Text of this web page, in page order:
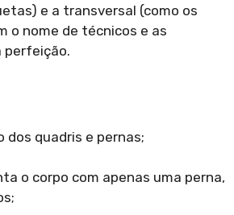
e a transversal (como os
o nome de técnicos e as
perfeição.
dos quadris e pernas;
o corpo com apenas uma perna,